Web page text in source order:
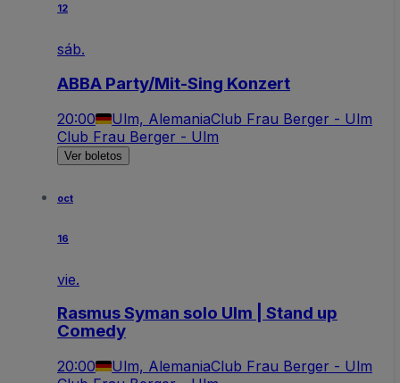
12
sáb.
ABBA Party/Mit-Sing Konzert
20:00 Ulm, AlemaniaClub Frau Berger - Ulm
Club Frau Berger - Ulm
Ver boletos
oct
16
vie.
Rasmus Syman solo Ulm | Stand up
Comedy
20:00 Ulm, AlemaniaClub Frau Berger - Ulm